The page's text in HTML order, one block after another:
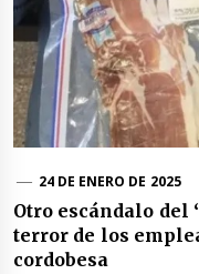
24 DE ENERO DE 2025
Otro escándalo del
terror de los
cordobesa